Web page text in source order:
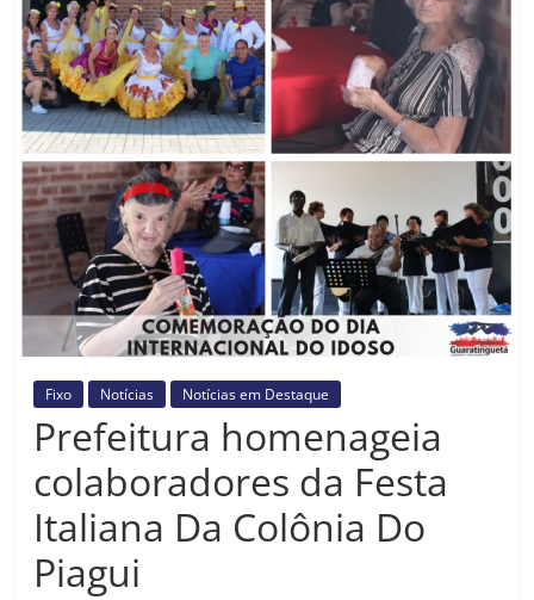
Prefeitura
Estância
Turística
Guaratinguetá
Fixo Notícias Notícias em Destaque
Prefeitura homenageia
colaboradores da Festa
Italiana Da Colônia Do
Piagui